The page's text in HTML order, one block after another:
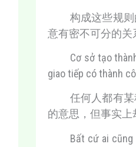
构成这些规
意有密不可分的关
Cơ sở tạo
giao tiếp có thành
任何人都有
的意思，但事实上
Bất cứ ai